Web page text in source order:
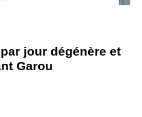
jour dégénère et
Garou